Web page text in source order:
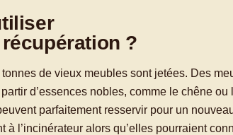
?
de vieux meubles sont jetées. Des
d’essences nobles, comme le chêne ou
parfaitement resservir pour un
à l’incinérateur alors qu’elles pourraient